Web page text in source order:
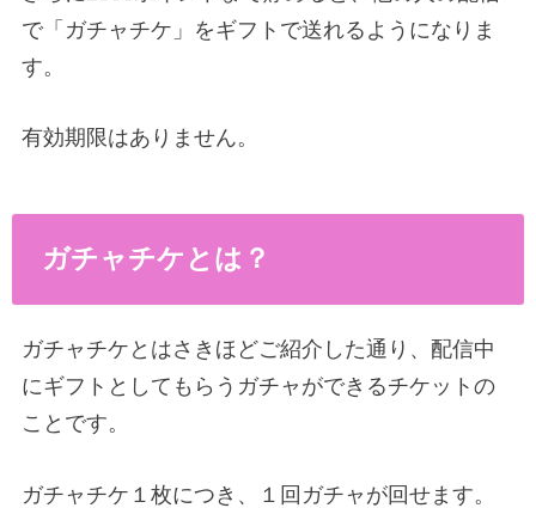
で「ガチャチケ」をギフトで送れるようになりま
す。
有効期限はありません。
ガチャチケとは？
ガチャチケとはさきほどご紹介した通り、配信中
にギフトとしてもらうガチャができるチケットの
ことです。
ガチャチケ１枚につき、１回ガチャが回せます。